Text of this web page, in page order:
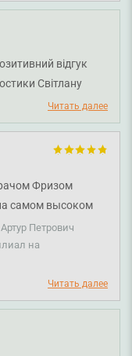
відгук
Світлану
Читать далее
Фризом
самом высоком
очень довольна
к пациенту,
Петрович
на
Читать далее